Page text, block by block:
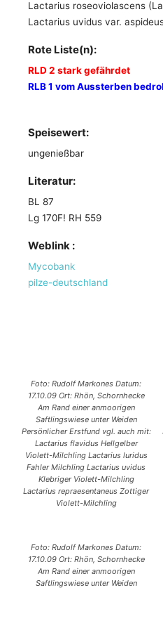
Lactarius roseoviolascens
Lactarius uvidus var.
Rote Liste(n):
RLD 2 stark gefährdet
RLB 1 vom Aussterben
Speisewert:
ungenießbar
Literatur:
BL 87
Lg 170F! RH 559
Weblink :
Mycobank
pilze-deutschland
Foto: Rudolf Markones Datum:
17.10.09 Ort: Rhön, Schornhecke
Am Rand einer anmoorigen
Saftlingswiese unter Weiden
Persönlicher Erstfund vgl. auch mit:
Lactarius flavidus Hellgelber
Violett-Milchling Lactarius luridus
Fahler Milchling Lactarius uvidus
Klebriger Violett-Milchling
Lactarius repraesentaneus Zottiger
Violett-Milchling
Foto: Rudolf Markones Datum:
17.10.09 Ort: Rhön, Schornhecke
Am Rand einer anmoorigen
Saftlingswiese unter Weiden